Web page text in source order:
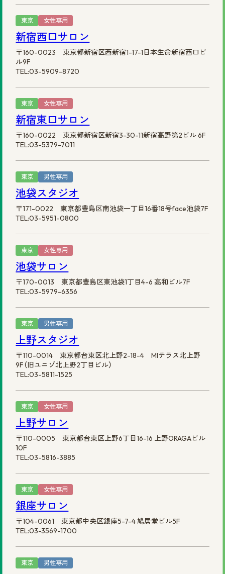
東京 女性専用
新宿西口サロン
〒160-0023 東京都新宿区西新宿1-17-1日本生命新宿西口ビ
ル9F
TEL:03-5909-8720
東京 女性専用
新宿東口サロン
〒160-0022 東京都新宿区新宿3-30-11新宿高野第2ビル 6F
TEL:03-5379-7011
東京 男性専用
池袋スタジオ
〒171-0022 東京都豊島区南池袋一丁目16番18号face池袋7F
TEL:03-5951-0800
東京 女性専用
池袋サロン
〒170-0013 東京都豊島区東池袋1丁目4-6 高和ビル7F
TEL:03-5979-6356
東京 男性専用
上野スタジオ
〒110-0014 東京都台東区北上野2-18-4 MIテラス北上野
9F（旧ユニゾ北上野2丁目ビル）
TEL:03-5811-1525
東京 女性専用
上野サロン
〒110-0005 東京都台東区上野6丁目16-16 上野ORAGAビル
10F
TEL:03-5816-3885
東京 女性専用
銀座サロン
〒104-0061 東京都中央区銀座5-7-4 鳩居堂ビル5F
TEL:03-3569-1700
東京 男性専用